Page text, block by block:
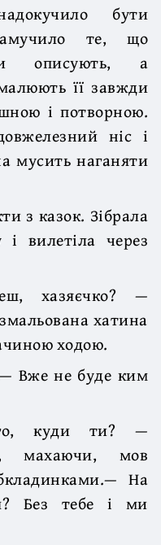
бути
те, що
описують, а
її завжди
і потворною.
ніс і
мусить наганяти
з казок. Зібрала
вилетіла через
хазяєчко? —
хатина
ходою.
Вже не буде ким
куди ти? —
махаючи, мов
На
Без тебе і ми